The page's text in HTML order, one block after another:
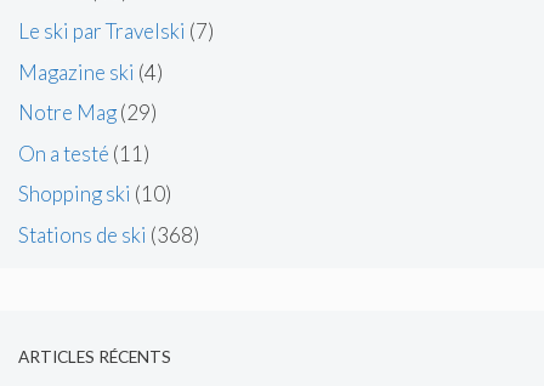
Le ski par Travelski (7)
Magazine ski (4)
Notre Mag(29)
On a testé (11)
Shopping ski (10)
Stations de ski (368)
ARTICLES RÉCENTS